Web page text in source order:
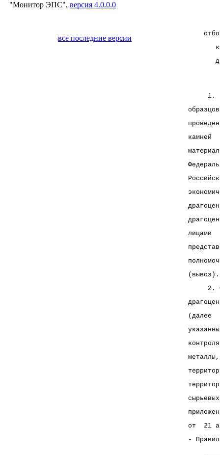
"Монитор ЭПС", версия 4.0.0.0
все последние версии
1.
камней
лицами
(вывоз).
2.
(далее
от  21
-